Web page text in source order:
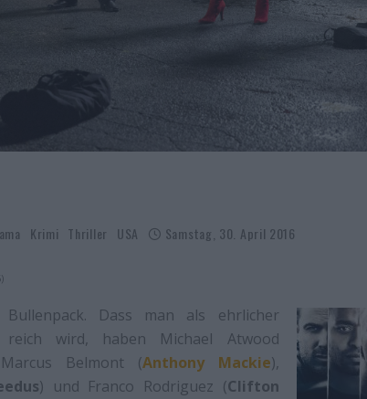
Krimi Thriller USA Samstag, 30. April 2016
Dass man als ehrlicher
reich wird, haben Michael Atwood
Belmont (Anthony Mackie),
) und Franco Rodriguez (Clifton